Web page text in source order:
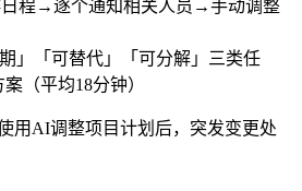
日程→逐个通知相关人员→手动调整
」「可替代」「可分解」三类任
（平均18分钟）
用AI调整项目计划后，突发变更处